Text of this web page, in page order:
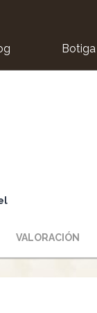
Botiga
VALORACIÓN